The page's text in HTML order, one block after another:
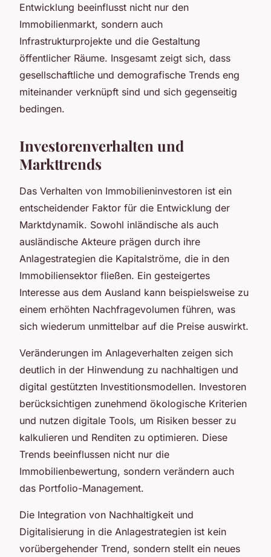
Entwicklung beeinflusst nicht nur den
Immobilienmarkt, sondern auch
Infrastrukturprojekte und die Gestaltung
öffentlicher Räume. Insgesamt zeigt sich, dass
gesellschaftliche und demografische Trends eng
miteinander verknüpft sind und sich gegenseitig
bedingen.
Investorenverhalten und
Markttrends
Das Verhalten von Immobilieninvestoren ist ein
entscheidender Faktor für die Entwicklung der
Marktdynamik. Sowohl inländische als auch
ausländische Akteure prägen durch ihre
Anlagestrategien die Kapitalströme, die in den
Immobiliensektor fließen. Ein gesteigertes
Interesse aus dem Ausland kann beispielsweise zu
einem erhöhten Nachfragevolumen führen, was
sich wiederum unmittelbar auf die Preise auswirkt.
Veränderungen im Anlageverhalten zeigen sich
deutlich in der Hinwendung zu nachhaltigen und
digital gestützten Investitionsmodellen. Investoren
berücksichtigen zunehmend ökologische Kriterien
und nutzen digitale Tools, um Risiken besser zu
kalkulieren und Renditen zu optimieren. Diese
Trends beeinflussen nicht nur die
Immobilienbewertung, sondern verändern auch
das Portfolio-Management.
Die Integration von Nachhaltigkeit und
Digitalisierung in die Anlagestrategien ist kein
vorübergehender Trend, sondern stellt ein neues